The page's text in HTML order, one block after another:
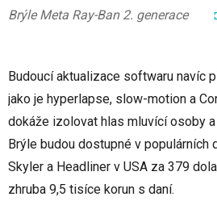
Brýle Meta Ray-Ban 2. generace
Budoucí aktualizace softwaru navíc
jako je hyperlapse, slow-motion a
dokáže izolovat hlas mluvící osoby
Brýle budou dostupné v populárních
Skyler a Headliner v USA za 379
zhruba 9,5 tisíce korun s daní.